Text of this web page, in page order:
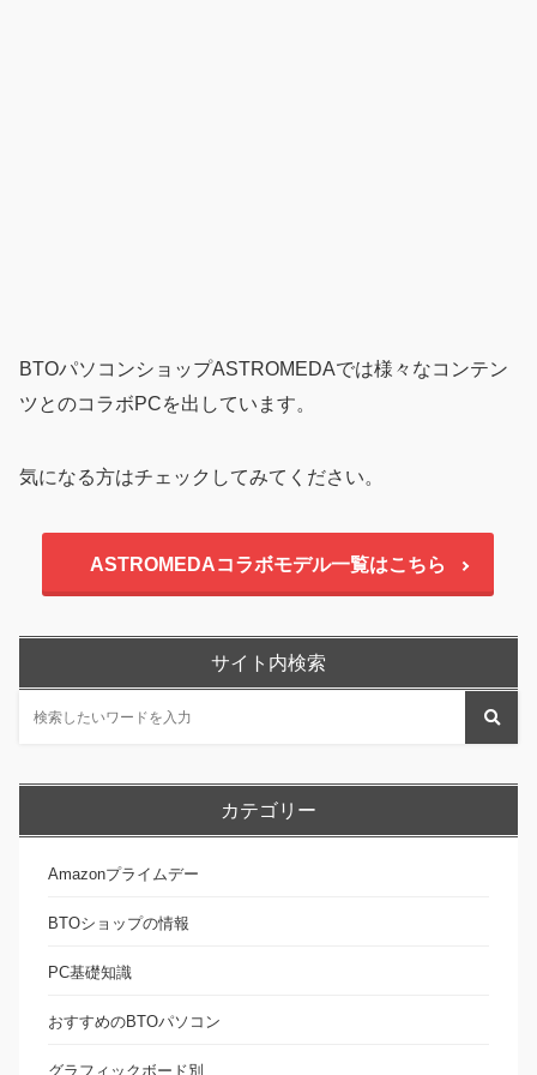
BTOパソコンショップASTROMEDAでは様々なコンテン
ツとのコラボPCを出しています。
気になる方はチェックしてみてください。
ASTROMEDAコラボモデル一覧はこちら
サイト内検索
カテゴリー
Amazonプライムデー
BTOショップの情報
PC基礎知識
おすすめのBTOパソコン
グラフィックボード別